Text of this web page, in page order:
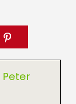
Peter